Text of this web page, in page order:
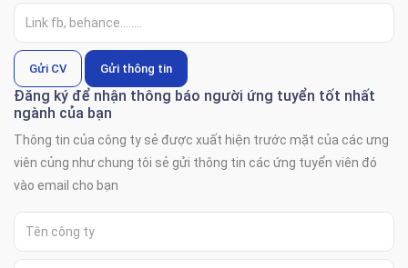
Gửi CV Gửi thông tin
Đăng ký để nhận thông báo người ứng tuyển tốt nhất
ngành của bạn
Thông tin của công ty sẻ được xuất hiện trước mặt của các ưng
viên củng như chung tôi sẻ gửi thông tin các ứng tuyển viên đó
vào email cho bạn